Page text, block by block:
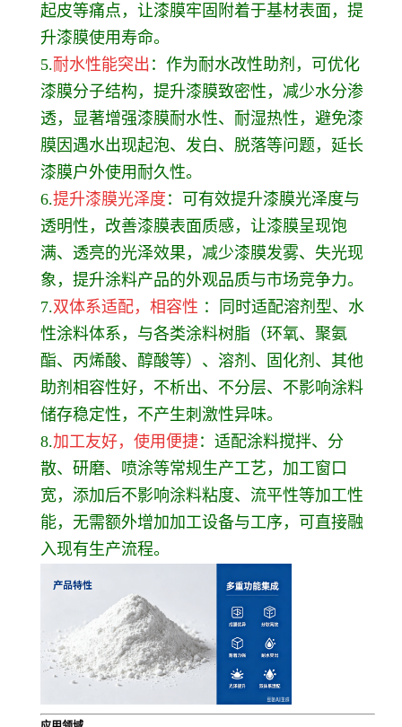
起皮等痛点，让漆膜牢固附着于基材表面，提
升漆膜使用寿命。
5.耐水性能突出 ：作为耐水改性助剂，可优化
漆膜分子结构，提升漆膜致密性，减少水分渗
透，显著增强漆膜耐水性、耐湿热性，避免漆
膜因遇水出现起泡、发白、脱落等问题，延长
漆膜户外使用耐久性。
6.提升漆膜光泽度 ：可有效提升漆膜光泽度与
透明性，改善漆膜表面质感，让漆膜呈现饱
满、透亮的光泽效果，减少漆膜发雾、失光现
象，提升涂料产品的外观品质与市场竞争力。
7.双体系适配，相容性 ：同时适配溶剂型、水
性涂料体系，与各类涂料树脂（环氧、聚氨
酯、丙烯酸、醇酸等）、溶剂、固化剂、其他
助剂相容性好，不析出、不分层、不影响涂料
储存稳定性，不产生刺激性异味。
8.加工友好，使用便捷：适配涂料搅拌、分
散、研磨、喷涂等常规生产工艺，加工窗口
宽，添加后不影响涂料粘度、流平性等加工性
能，无需额外增加加工设备与工序，可直接融
入现有生产流程。